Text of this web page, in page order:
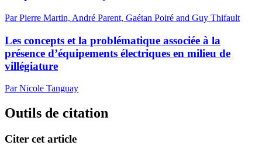
Par Pierre Martin, André Parent, Gaétan Poiré and Guy Thifault
Les concepts et la problématique associée à la
présence d’équipements électriques en milieu de
villégiature
Par Nicole Tanguay
Outils de citation
Citer cet article